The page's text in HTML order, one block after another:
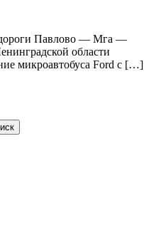
Павлово — Мга —
области
микроавтобуса Ford с […]